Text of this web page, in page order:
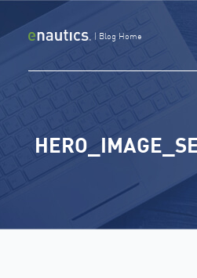
au
| Blog Home